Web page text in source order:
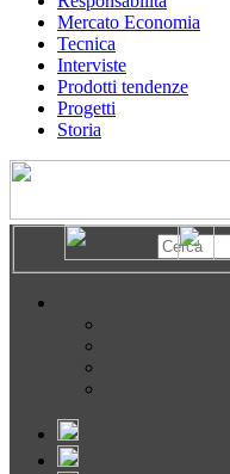
Mercato Economia
Tecnica
Interviste
Prodotti tendenze
Progetti
Storia